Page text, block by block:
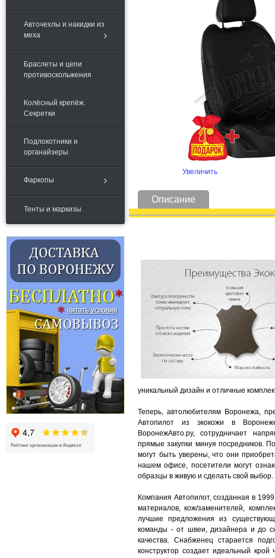
Авточехлы и накидки из
меха
Браслеты и цепи
противоскольжения
Колёсный крепёж.
Секретки
Подлокотники и
органайзеры
Фаркопы
Тенты и маркизы
Увеличить
Описание
уникальный дизайн и отличные
Теперь, автолюбителям Воронежа,
Автопилот из экокожи в
ВоронежАвто.ру, сотрудничает
прямые закупки минуя посредников.
могут быть уверены, что они
нашем офисе, посетители могут
образцы в живую и сделать свой выбор.
Компания Автопилот, созданная в
материалов, кож/заменителей,
лучшие предложения из
команды - от швеи, дизайнера и до
качества. Снабженец старается
конструктор создает идеальный